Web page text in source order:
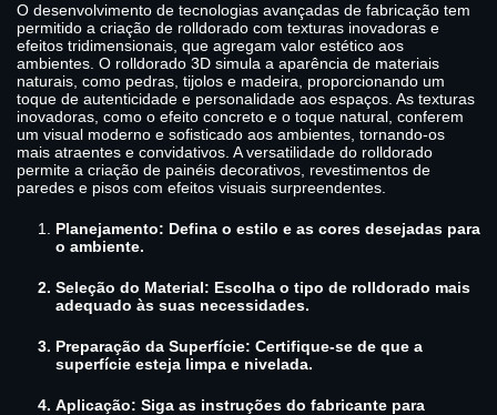
O desenvolvimento de tecnologias avançadas de fabricação tem
permitido a criação de rolldorado com texturas inovadoras e
efeitos tridimensionais, que agregam valor estético aos
ambientes. O rolldorado 3D simula a aparência de materiais
naturais, como pedras, tijolos e madeira, proporcionando um
toque de autenticidade e personalidade aos espaços. As texturas
inovadoras, como o efeito concreto e o toque natural, conferem
um visual moderno e sofisticado aos ambientes, tornando-os
mais atraentes e convidativos. A versatilidade do rolldorado
permite a criação de painéis decorativos, revestimentos de
paredes e pisos com efeitos visuais surpreendentes.
Planejamento: Defina o estilo e as cores desejadas para
o ambiente.
Seleção do Material: Escolha o tipo de rolldorado mais
adequado às suas necessidades.
Preparação da Superfície: Certifique-se de que a
superfície esteja limpa e nivelada.
Aplicação: Siga as instruções do fabricante para